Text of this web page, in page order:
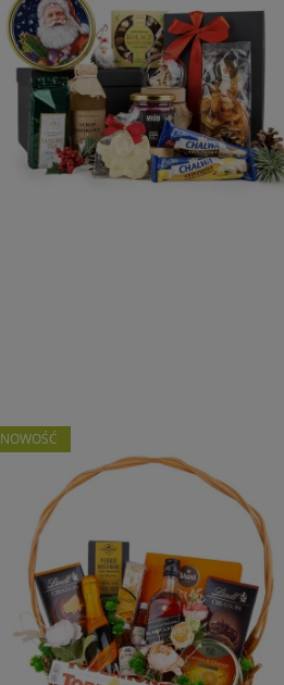
NOWOŚĆ